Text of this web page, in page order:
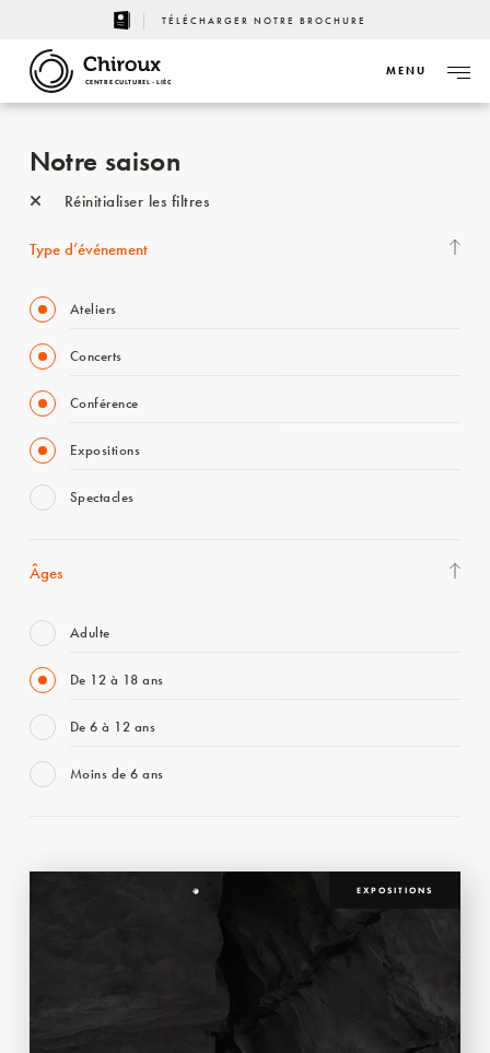
TÉLÉCHARGER NOTRE BROCHURE
CENTRE CULTUREL - LIÈGE
MENU
Notre saison
Réinitialiser les filtres
Type d’événement
Ateliers
Concerts
Conférence
Expositions
Spectacles
Âges
Adulte
De 12 à 18 ans
De 6 à 12 ans
Moins de 6 ans
EXPOSITIONS